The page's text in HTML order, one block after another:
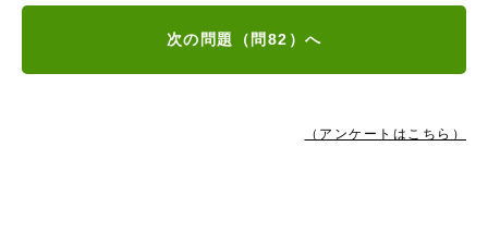
次の問題（問82）へ
（アンケートはこちら）